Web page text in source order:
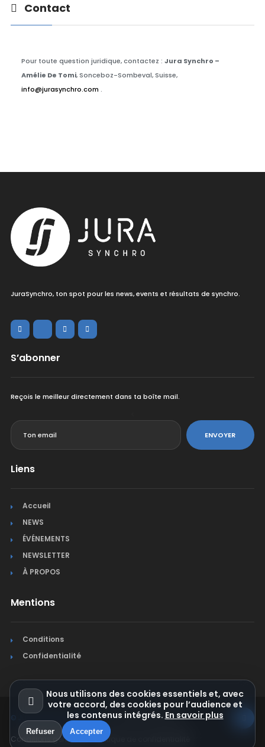
Contact
Pour toute question juridique, contactez : Jura Synchro –
Amélie De Tomi, Sonceboz-Sombeval, Suisse,
info@jurasynchro.com .
JuraSynchro, ton spot pour les news, events et résultats de synchro.
S’abonner
Reçois le meilleur directement dans ta boîte mail.
ENVOYER
Liens
Accueil
NEWS
ÉVÉNEMENTS
NEWSLETTER
À PROPOS
Mentions
Conditions
Confidentialité
© Jura Synchro 2015-2026. Tous droits réservés.
Conditions générales Politique de confidentialité
Nous utilisons des cookies essentiels et, avec
votre accord, des cookies pour l’audience et
les contenus intégrés. En savoir plus
Refuser Accepter